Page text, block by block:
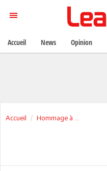
Accueil Hommage à ...
Accueil News Opinion